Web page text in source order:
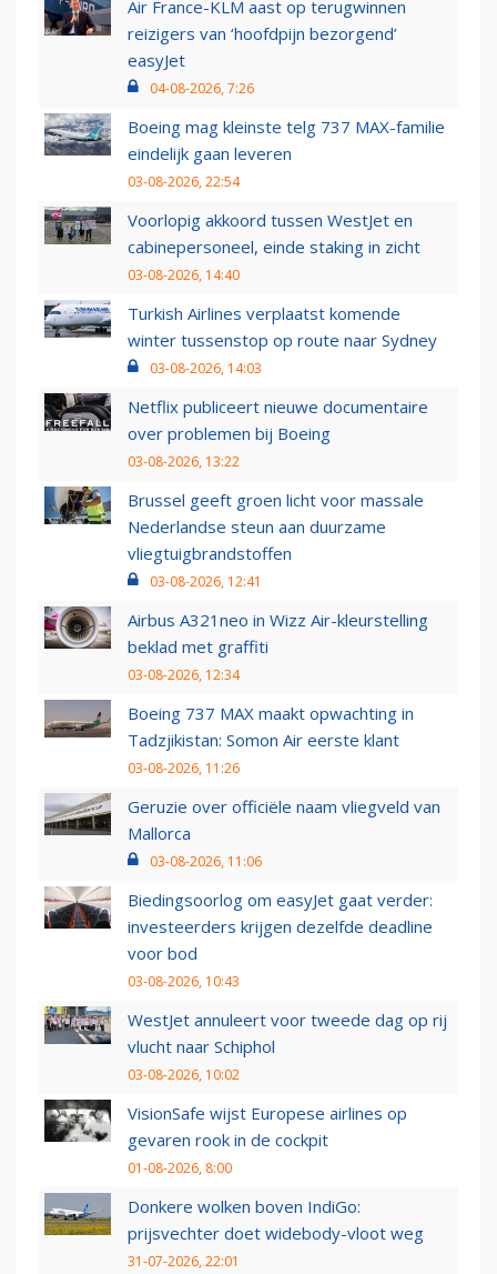
Air France-KLM aast op terugwinnen
reizigers van ‘hoofdpijn bezorgend’
easyJet
04-08-2026, 7:26
Boeing mag kleinste telg 737 MAX-familie
eindelijk gaan leveren
03-08-2026, 22:54
Voorlopig akkoord tussen WestJet en
cabinepersoneel, einde staking in zicht
03-08-2026, 14:40
Turkish Airlines verplaatst komende
winter tussenstop op route naar Sydney
03-08-2026, 14:03
Netflix publiceert nieuwe documentaire
over problemen bij Boeing
03-08-2026, 13:22
Brussel geeft groen licht voor massale
Nederlandse steun aan duurzame
vliegtuigbrandstoffen
03-08-2026, 12:41
Airbus A321neo in Wizz Air-kleurstelling
beklad met graffiti
03-08-2026, 12:34
Boeing 737 MAX maakt opwachting in
Tadzjikistan: Somon Air eerste klant
03-08-2026, 11:26
Geruzie over officiële naam vliegveld van
Mallorca
03-08-2026, 11:06
Biedingsoorlog om easyJet gaat verder:
investeerders krijgen dezelfde deadline
voor bod
03-08-2026, 10:43
WestJet annuleert voor tweede dag op rij
vlucht naar Schiphol
03-08-2026, 10:02
VisionSafe wijst Europese airlines op
gevaren rook in de cockpit
01-08-2026, 8:00
Donkere wolken boven IndiGo:
prijsvechter doet widebody-vloot weg
31-07-2026, 22:01